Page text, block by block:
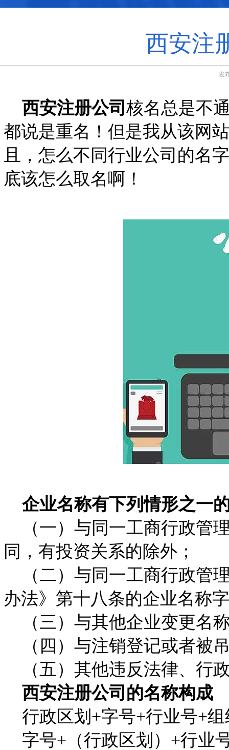
西安注
发
西安注册公司 核名总是不
都说是重名！但是我从该网
且，怎么不同行业公司的名
底该怎么取名啊！
企业名称有下列情形之一
（一）与同一工商行政管
同，有投资关系的除外；
（二）与同一工商行政管
办法》第十八条的企业名称
（三）与其他企业变更名
（四）与注销登记或者被
（五）其他违反法律、行
西安注册公司的名称构成
行政区划+字号+行业号+组
字号+（行政区划）+行业